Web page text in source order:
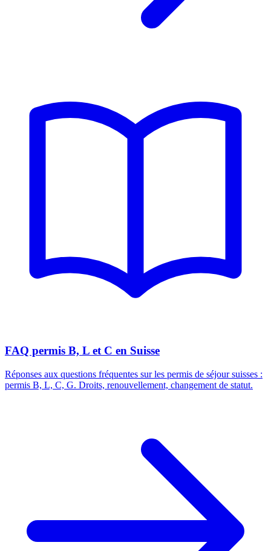
FAQ permis B, L et C en Suisse
Réponses aux questions fréquentes sur les permis de séjour suisses :
permis B, L, C, G. Droits, renouvellement, changement de statut.